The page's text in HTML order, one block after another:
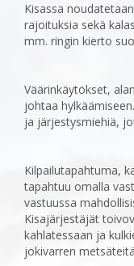
‎Kisassa
rajoituksia sekä
mm. ringin kierto
Väärinkäytökset,
johtaa
ja järjestysmiehiä,
Kilpailutapahtuma,
tapahtuu omalla
‎vastuussa
Kisajärjestäjät
kahlatessaan ja
jokivarren